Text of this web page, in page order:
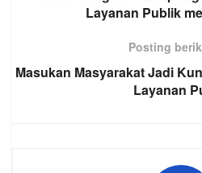
Layanan Publik
Posting
Masukan Masyarakat Jadi
Layanan